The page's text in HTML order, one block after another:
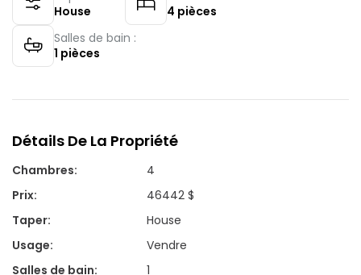
House
4 pièces
Salles de bain :
1 pièces
Détails De La Propriété
Chambres:
4
Prix:
46442 $
Taper:
House
Usage:
Vendre
Salles de bain: 1